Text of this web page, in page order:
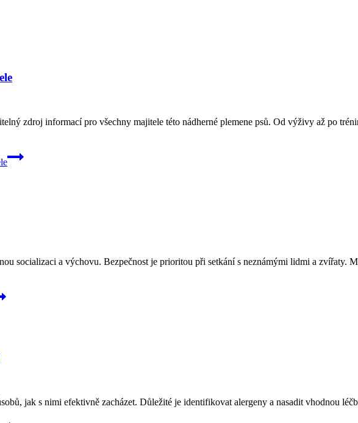
zdroj informací pro všechny majitele této nádherné plemene psů. Od výživy až po
socializaci a výchovu. Bezpečnost je prioritou při setkání s neznámými lidmi a zvířaty.
jak s nimi efektivně zacházet. Důležité je identifikovat alergeny a nasadit vhodnou